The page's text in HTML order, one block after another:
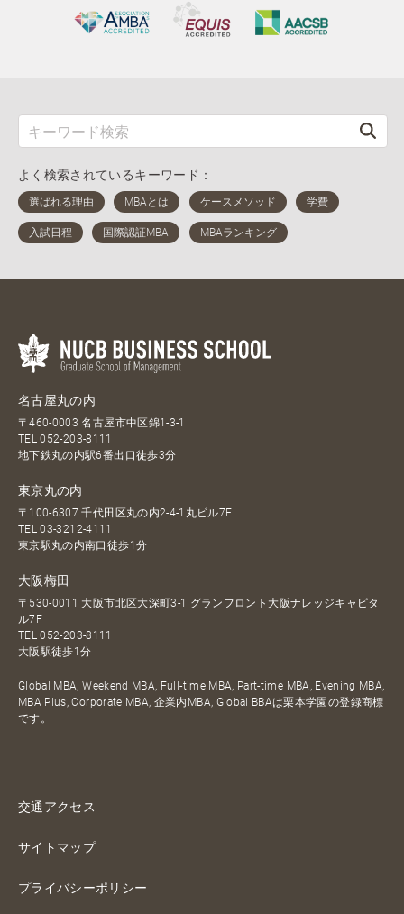
よく検索されているキーワード：
名古屋丸の内
〒460-0003 名古屋市中区錦1-3-1
TEL052-203-8111
地下鉄丸の内駅6番出口徒歩3分
東京丸の内
〒100-6307 千代田区丸の内2-4-1丸ビル7F
TEL03-3212-4111
東京駅丸の内南口徒歩1分
大阪梅田
〒530-0011 大阪市北区大深町3-1 グランフロント大阪ナレッジキャピタ
ル7F
TEL052-203-8111
大阪駅徒歩1分
Global MBA, Weekend MBA, Full-time MBA, Part-time MBA, Evening MBA,
MBA Plus, Corporate MBA, 企業内MBA, Global BBAは栗本学園の登録商標
です。
交通アクセス
サイトマップ
プライバシーポリシー